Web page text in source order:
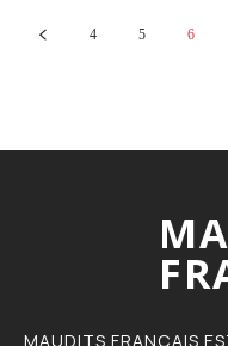
4 5 6
MAUDITS FRANÇAIS